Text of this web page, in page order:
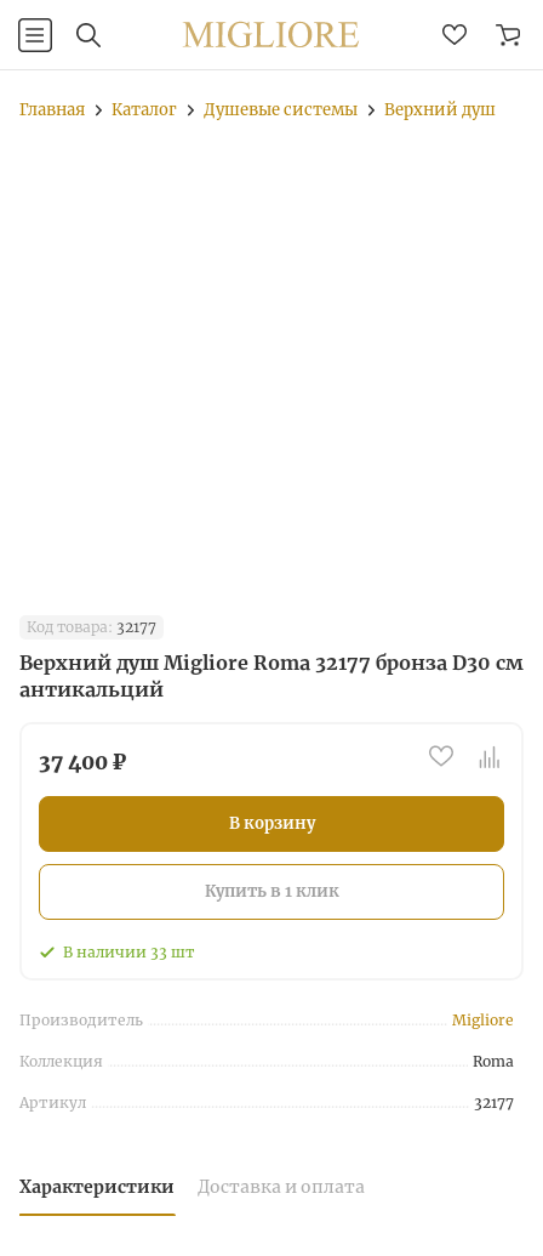
Главная Каталог Душевые системы Верхний душ
Код товара: 32177
Верхний душ Migliore Roma 32177 бронза D30 см
антикальций
37 400 ₽
В корзину
Купить в 1 клик
В наличии 33 шт
Производитель Migliore
Коллекция Roma
Артикул 32177
Характеристики Доставка и оплата